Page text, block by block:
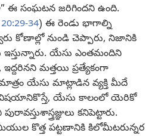
ఈ సంఘటన జరిగిందని ఉంది.
34) ఈ రెండు భాగాల్ని
కోణాల్లో నుండి చెప్పారు, నిజానికి
ఇస్తున్నారు. యేసు ఎంతమందిని
మత్తయి ప్రత్యేకంగా
యేసు మాట్లాడిన వ్యక్తి మీదే
విషయానికొస్తే, యేసు కాలంలో యెరికో
కనిపెట్టారు.
కొత్త పట్టణానికి కిలోమీటరున్నర